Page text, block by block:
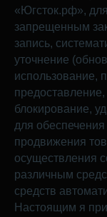
«Югсток.рф»,
запрещенным
запись,
уточнение
использование,
блокирование,
для
продвижения
осуществления
различным
средств
Настоящим я